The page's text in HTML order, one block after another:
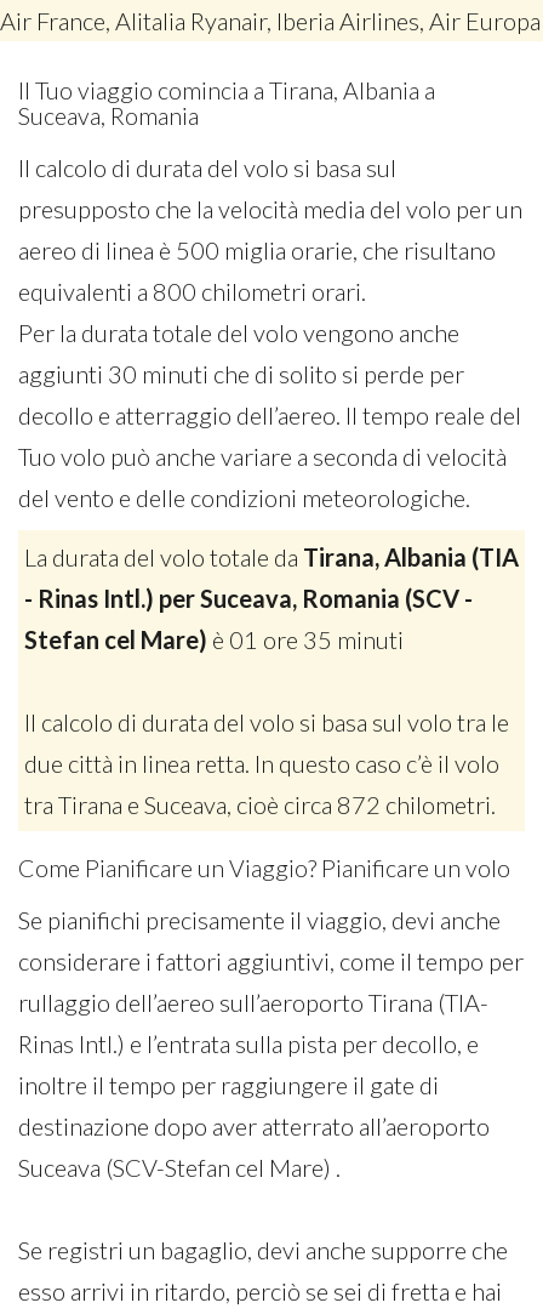
Air France, Alitalia Ryanair, Iberia Airlines, Air Europa
Il Tuo viaggio comincia a Tirana, Albania a
Suceava, Romania
Il calcolo di durata del volo si basa sul
presupposto che la velocità media del volo per un
aereo di linea è 500 miglia orarie, che risultano
equivalenti a 800 chilometri orari.
Per la durata totale del volo vengono anche
aggiunti 30 minuti che di solito si perde per
decollo e atterraggio dell’aereo. Il tempo reale del
Tuo volo può anche variare a seconda di velocità
del vento e delle condizioni meteorologiche.
La durata del volo totale da Tirana, Albania (TIA
- Rinas Intl.) per Suceava, Romania (SCV -
Stefan cel Mare) è 01 ore 35 minuti
Il calcolo di durata del volo si basa sul volo tra le
due città in linea retta. In questo caso c’è il volo
tra Tirana e Suceava, cioè circa 872 chilometri.
Come Pianificare un Viaggio? Pianificare un volo
Se pianifichi precisamente il viaggio, devi anche
considerare i fattori aggiuntivi, come il tempo per
rullaggio dell’aereo sull’aeroporto Tirana (TIA-
Rinas Intl.) e l’entrata sulla pista per decollo, e
inoltre il tempo per raggiungere il gate di
destinazione dopo aver atterrato all’aeroporto
Suceava (SCV-Stefan cel Mare) .
Se registri un bagaglio, devi anche supporre che
esso arrivi in ritardo, perciò se sei di fretta e hai